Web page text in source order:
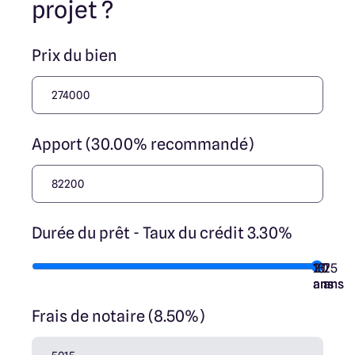
projet ?
Prix du bien
Apport (30.00% recommandé)
Durée du prêt - Taux du crédit 3.30%
7
ans
10
ans
15
ans
20
ans
25
ans
Frais de notaire (8.50%)